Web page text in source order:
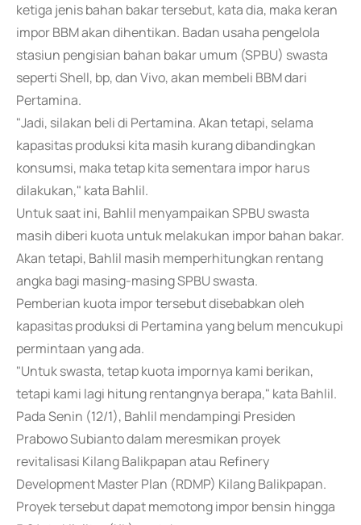
ketiga jenis bahan bakar tersebut, kata dia, maka keran
impor BBM akan dihentikan. Badan usaha pengelola
stasiun pengisian bahan bakar umum (SPBU) swasta
seperti Shell, bp, dan Vivo, akan membeli BBM dari
Pertamina.
"Jadi, silakan beli di Pertamina. Akan tetapi, selama
kapasitas produksi kita masih kurang dibandingkan
konsumsi, maka tetap kita sementara impor harus
dilakukan," kata Bahlil.
Untuk saat ini, Bahlil menyampaikan SPBU swasta
masih diberi kuota untuk melakukan impor bahan bakar.
Akan tetapi, Bahlil masih memperhitungkan rentang
angka bagi masing-masing SPBU swasta.
Pemberian kuota impor tersebut disebabkan oleh
kapasitas produksi di Pertamina yang belum mencukupi
permintaan yang ada.
"Untuk swasta, tetap kuota impornya kami berikan,
tetapi kami lagi hitung rentangnya berapa," kata Bahlil.
Pada Senin (12/1), Bahlil mendampingi Presiden
Prabowo Subianto dalam meresmikan proyek
revitalisasi Kilang Balikpapan atau Refinery
Development Master Plan (RDMP) Kilang Balikpapan.
Proyek tersebut dapat memotong impor bensin hingga